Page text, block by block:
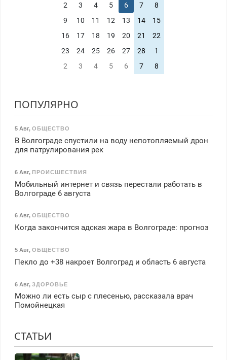
2
3 4 5 6 7
8
9
10 11 12 13 14
15
16
17 18 19 20 21
22
23
24 25 26 27 28
1
2
3 4 5 6 7 8
ПОПУЛЯРНО
5 Авг, ОБЩЕСТВО
В Волгограде спустили на воду непотопляемый дрон
для патрулирования рек
6 Авг, ПРОИСШЕСТВИЯ
Мобильный интернет и связь перестали работать в
Волгограде 6 августа
6 Авг, ОБЩЕСТВО
Когда закончится адская жара в Волгограде: прогноз
5 Авг, ОБЩЕСТВО
Пекло до +38 накроет Волгоград и область 6 августа
6 Авг, ЗДОРОВЬЕ
Можно ли есть сыр с плесенью, рассказала врач
Помойнецкая
СТАТЬИ